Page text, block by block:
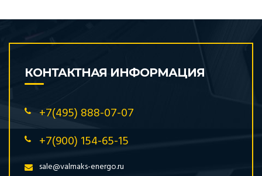
КОНТАКТНАЯ ИНФОРМАЦИЯ
+7(495) 888-07-07
+7(900) 154-65-15
sale@valmaks-energo.ru